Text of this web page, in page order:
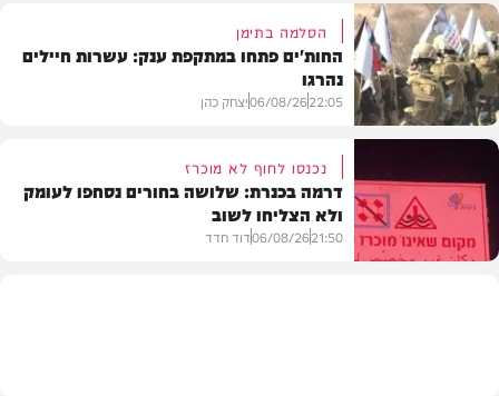
צבא וביטחון
בעולם
הסלמה בתימן
החות'ים פתחו במתקפת ענק: עשרות חיילים
נהרגו
22:05
06/08/26יצחק כהן
נכנסו לחוף לא מוכרז
דרמה בכנרת: שלושה בחורים נסחפו לעומק
ולא הצליחו לשוב
21:50
06/08/26דוד חדד